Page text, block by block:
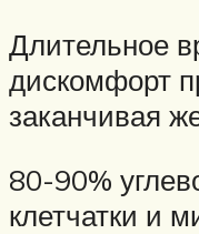
Длительное
дискомфорт
заканчивая
80-90%
клетчатки и